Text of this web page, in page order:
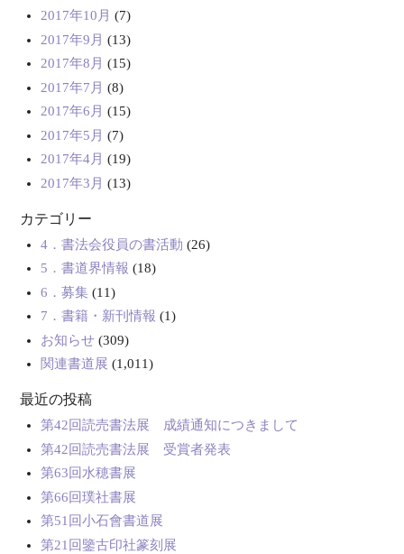
2017年10月 (7)
2017年9月 (13)
2017年8月 (15)
2017年7月 (8)
2017年6月 (15)
2017年5月 (7)
2017年4月 (19)
2017年3月 (13)
カテゴリー
4．書法会役員の書活動 (26)
5．書道界情報 (18)
6．募集(11)
7．書籍・新刊情報 (1)
お知らせ(309)
関連書道展 (1,011)
最近の投稿
第42回読売書法展 成績通知につきまして
第42回読売書法展 受賞者発表
第63回水穂書展
第66回璞社書展
第51回小石會書道展
第21回鑒古印社篆刻展